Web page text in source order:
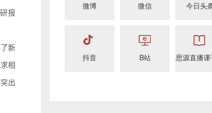
报
新
相
出
微博 微信 今日头
抖音 B站 思源直播